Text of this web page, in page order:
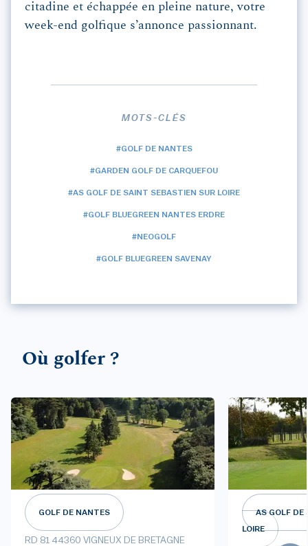
citadine et échappée en pleine nature, votre
week-end golfique s’annonce passionnant.
MOTS-CLÉS
#GOLF DE NANTES
#GARDEN GOLF DE CARQUEFOU
#AS GOLF DE SAINT SEBASTIEN SUR LOIRE
#GOLF BLUEGREEN NANTES ERDRE
#NEOGOLF
#GOLF BLUEGREEN SAVENAY
Où golfer ?
GOLF DE NANTES
RD 81 44360 VIGNEUX DE BRETAGNE
AS GOLF DE
LOIRE